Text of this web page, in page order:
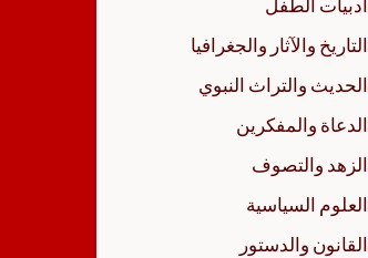
أدبيات الطفل
التاريخ والآثار والجغرافيا
الحديث والتراث النبوي
الدعاة والمفكرين
الزهد والتصوف
العلوم السياسية
القانون والدستور